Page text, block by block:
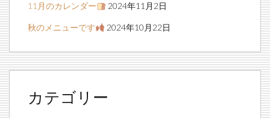
11月のカレンダー 2024年11月2日
秋のメニューです 2024年10月22日
カテゴリー